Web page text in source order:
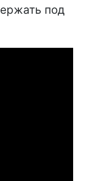
под